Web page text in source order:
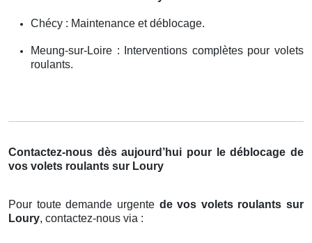
Chécy : Maintenance et déblocage.
Meung-sur-Loire : Interventions complètes pour volets
roulants.
Contactez-nous dès aujourd’hui pour le déblocage de
vos volets roulants sur Loury
Pour toute demande urgente de vos volets roulants sur
Loury, contactez-nous via :